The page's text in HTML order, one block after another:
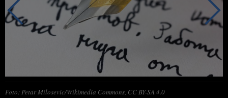
Foto: Petar Milosevic/Wikimedia Commons, CC BY-SA 4.0